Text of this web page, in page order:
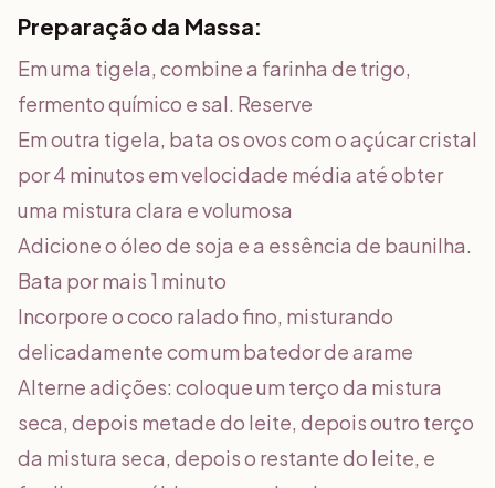
Preparação da Massa:
Em uma tigela, combine a farinha de trigo,
fermento químico e sal. Reserve
Em outra tigela, bata os ovos com o açúcar cristal
por 4 minutos em velocidade média até obter
uma mistura clara e volumosa
Adicione o óleo de soja e a essência de baunilha.
Bata por mais 1 minuto
Incorpore o coco ralado fino, misturando
delicadamente com um batedor de arame
Alterne adições: coloque um terço da mistura
seca, depois metade do leite, depois outro terço
da mistura seca, depois o restante do leite, e